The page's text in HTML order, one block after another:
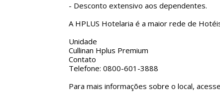
- Desconto extensivo aos dependentes.
A HPLUS Hotelaria é a maior rede de
Unidade
Cullinan Hplus Premium
Contato
Telefone: 0800-601-3888
Para mais informações sobre o local,